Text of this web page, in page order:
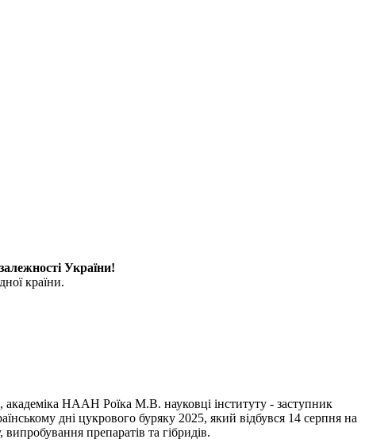
України!
країни.
НААН Роїка М.В. науковці інституту - заступник
дні цукрового буряку 2025, який відбувся 14 серпня на
препаратів та гібридів.